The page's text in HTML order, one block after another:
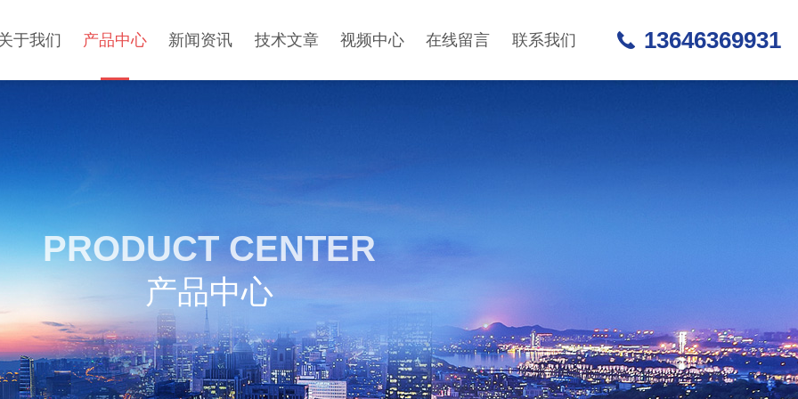
于我们 产品中心 新闻资讯 技术文章 视频中心 在线留言 联系我们 13646369931
PRODUCT CENTER
产品中心